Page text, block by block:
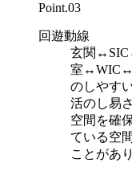
Point.03
回遊動線
玄関
室↔WIC↔
のしやす
活のし易
空間を確
ている空
ことがあ